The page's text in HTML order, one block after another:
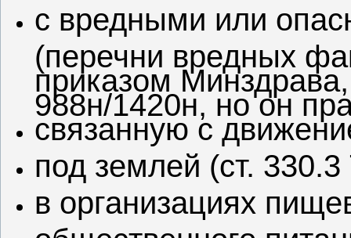
с вредными или
(перечни вредных
приказом
988н/1420н, но он
связанную с
под землей (ст.
в организациях
общественного